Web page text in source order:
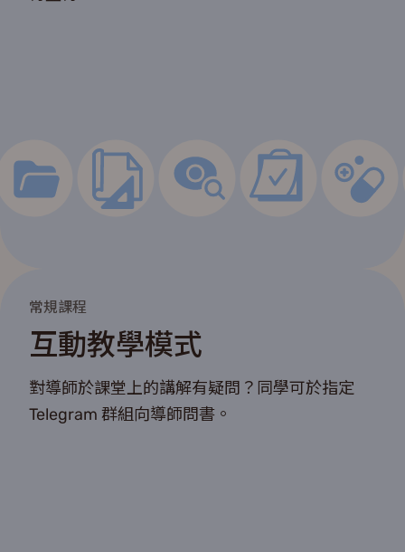
常規課程
互動教學模式
對導師於課堂上的講解有疑問？同學可於指定
Telegram 群組向導師問書。